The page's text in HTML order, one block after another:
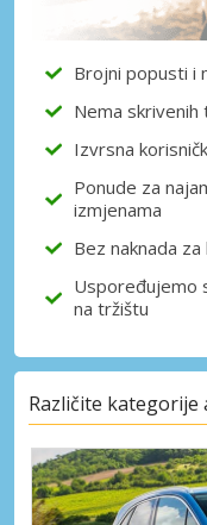
Brojni popusti i
Nema skrivenih
Izvrsna
Ponude za
izmjenama
Bez naknada
Uspoređujemo
na tržištu
Različite